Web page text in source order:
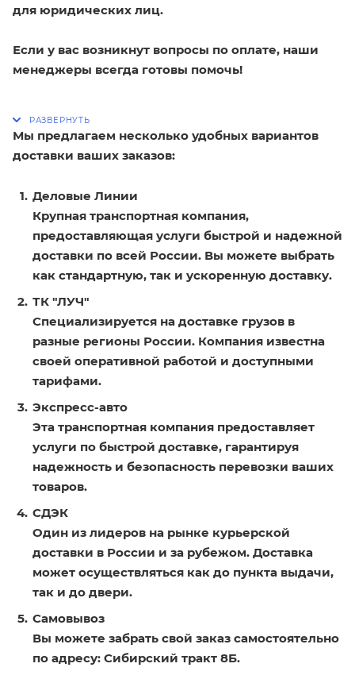
для юридических лиц.
Если у вас возникнут вопросы по оплате, наши
менеджеры всегда готовы помочь!
Мы предлагаем несколько удобных вариантов
доставки ваших заказов:
Деловые Линии
Крупная транспортная компания,
предоставляющая услуги быстрой и надежной
доставки по всей России. Вы можете выбрать
как стандартную, так и ускоренную доставку.
ТК "ЛУЧ"
Специализируется на доставке грузов в
разные регионы России. Компания известна
своей оперативной работой и доступными
тарифами.
Экспресс-авто
Эта транспортная компания предоставляет
услуги по быстрой доставке, гарантируя
надежность и безопасность перевозки ваших
товаров.
СДЭК
Один из лидеров на рынке курьерской
доставки в России и за рубежом. Доставка
может осуществляться как до пункта выдачи,
так и до двери.
Самовывоз
Вы можете забрать свой заказ самостоятельно
по адресу: Сибирский тракт 8Б.